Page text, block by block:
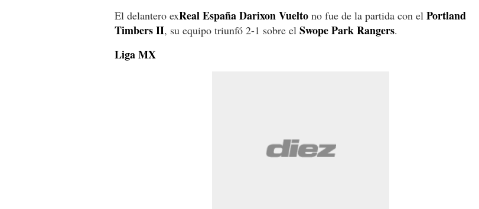
El delantero exReal EspañaDarixon Vuelto no fue de la partida con el Portland
Timbers II, su equipo triunfó 2-1 sobre el Swope Park Rangers.
Liga MX